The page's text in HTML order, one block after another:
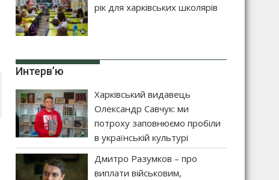
рік для харківських школярів
Интерв’ю
Харківський видавець
Олександр Савчук: ми
потроху заповнюємо пробіли
в українській культурі
Дмитро Разумков – про
виплати військовим,